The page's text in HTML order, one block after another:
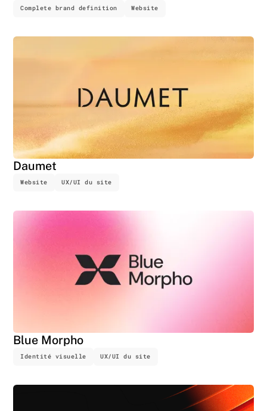
Complete brand definition Website
Daumet
Website UX/UI du site
Blue Morpho
Identité visuelle UX/UI du site